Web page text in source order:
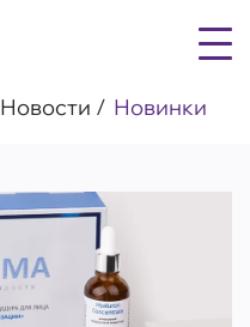
Новости Новинки